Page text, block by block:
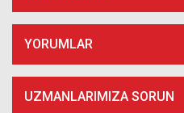
YORUMLAR
UZMANLARIMIZA SORUN